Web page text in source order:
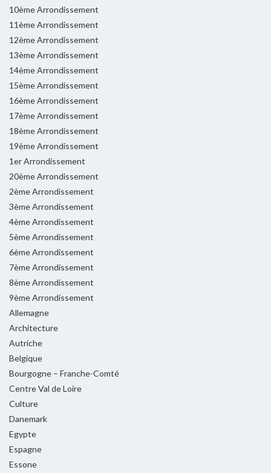
10ème Arrondissement
11ème Arrondissement
12ème Arrondissement
13ème Arrondissement
14ème Arrondissement
15ème Arrondissement
16ème Arrondissement
17ème Arrondissement
18ème Arrondissement
19ème Arrondissement
1er Arrondissement
20ème Arrondissement
2ème Arrondissement
3ème Arrondissement
4ème Arrondissement
5ème Arrondissement
6ème Arrondissement
7ème Arrondissement
8ème Arrondissement
9ème Arrondissement
Allemagne
Architecture
Autriche
Belgique
Bourgogne – Franche-Comté
Centre Val de Loire
Culture
Danemark
Egypte
Espagne
Essone